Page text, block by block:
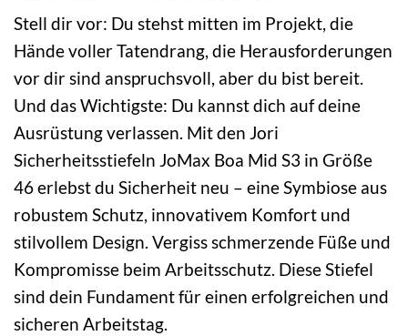
Stell dir vor: Du stehst mitten im Projekt, die
Hände voller Tatendrang, die Herausforderungen
vor dir sind anspruchsvoll, aber du bist bereit.
Und das Wichtigste: Du kannst dich auf deine
Ausrüstung verlassen. Mit den Jori
Sicherheitsstiefeln JoMax Boa Mid S3 in Größe
46 erlebst du Sicherheit neu – eine Symbiose aus
robustem Schutz, innovativem Komfort und
stilvollem Design. Vergiss schmerzende Füße und
Kompromisse beim Arbeitsschutz. Diese Stiefel
sind dein Fundament für einen erfolgreichen und
sicheren Arbeitstag.